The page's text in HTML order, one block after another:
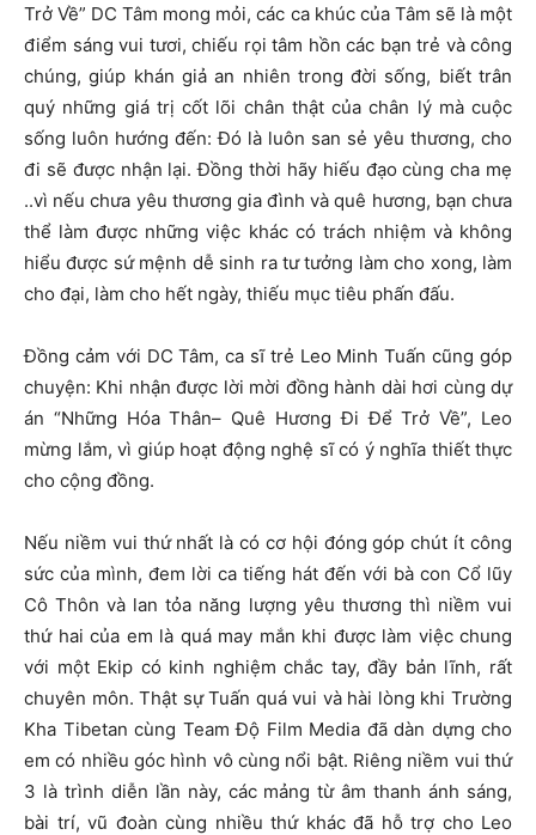
Trở Về” DC Tâm mong mỏi, các ca khúc của Tâm sẽ là một
điểm sáng vui tươi, chiếu rọi tâm hồn các bạn trẻ và công
chúng, giúp khán giả an nhiên trong đời sống, biết trân
quý những giá trị cốt lõi chân thật của chân lý mà cuộc
sống luôn hướng đến: Đó là luôn san sẻ yêu thương, cho
đi sẽ được nhận lại. Đồng thời hãy hiếu đạo cùng cha mẹ
..vì nếu chưa yêu thương gia đình và quê hương, bạn chưa
thể làm được những việc khác có trách nhiệm và không
hiểu được sứ mệnh dễ sinh ra tư tưởng làm cho xong, làm
cho đại, làm cho hết ngày, thiếu mục tiêu phấn đấu.
Đồng cảm với DC Tâm, ca sĩ trẻ Leo Minh Tuấn cũng góp
chuyện: Khi nhận được lời mời đồng hành dài hơi cùng dự
án “Những Hóa Thân– Quê Hương Đi Để Trở Về”, Leo
mừng lắm, vì giúp hoạt động nghệ sĩ có ý nghĩa thiết thực
cho cộng đồng.
Nếu niềm vui thứ nhất là có cơ hội đóng góp chút ít công
sức của mình, đem lời ca tiếng hát đến với bà con Cổ lũy
Cô Thôn và lan tỏa năng lượng yêu thương thì niềm vui
thứ hai của em là quá may mắn khi được làm việc chung
với một Ekip có kinh nghiệm chắc tay, đầy bản lĩnh, rất
chuyên môn. Thật sự Tuấn quá vui và hài lòng khi Trường
Kha Tibetan cùng Team Độ Film Media đã dàn dựng cho
em có nhiều góc hình vô cùng nổi bật. Riêng niềm vui thứ
3 là trình diễn lần này, các mảng từ âm thanh ánh sáng,
bài trí, vũ đoàn cùng nhiều thứ khác đã hỗ trợ cho Leo